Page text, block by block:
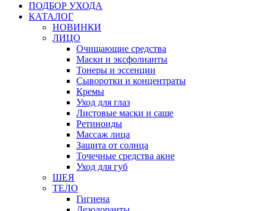
ПОДБОР УХОДА
КАТАЛОГ
НОВИНКИ
ЛИЦО
Очищающие средства
Маски и эксфолианты
Тонеры и эссенции
Сыворотки и концентраты
Кремы
Уход для глаз
Листовые маски и саше
Ретиноиды
Массаж лица
Защита от солнца
Точечные средства акне
Уход для губ
ШЕЯ
ТЕЛО
Гигиена